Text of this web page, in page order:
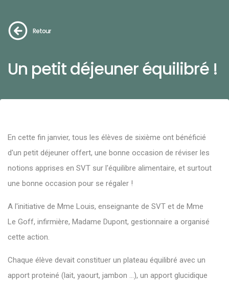
Retour
Un petit déjeuner équilibré !
En cette fin janvier, tous les élèves de sixième ont bénéficié
d'un petit déjeuner offert, une bonne occasion de réviser les
notions apprises en SVT sur l'équilibre alimentaire, et surtout
une bonne occasion pour se régaler !
A l'initiative de Mme Louis, enseignante de SVT et de Mme
Le Goff, infirmière, Madame Dupont, gestionnaire a organisé
cette action.
Chaque élève devait constituer un plateau équilibré avec un
apport proteiné (lait, yaourt, jambon …), un apport glucidique